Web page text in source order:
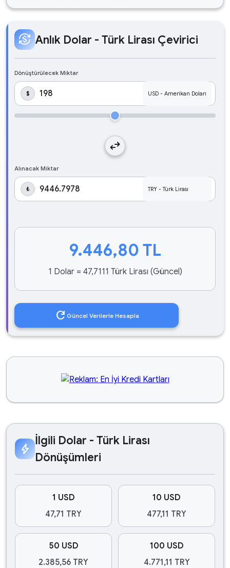
currency_exchange Anlık Dolar - Türk Lirası Çevirici
Dönüştürülecek Miktar
$
swap_horiz
Alınacak Miktar
₺
9.446,80 TL
1 Dolar = 47,7111 Türk Lirası (Güncel)
refresh Güncel Verilerle Hesapla
bolt
İlgili Dolar - Türk Lirası
Dönüşümleri
1 USD
47,71 TRY
10 USD
477,11 TRY
50 USD
2.385,56 TRY
100 USD
4.771,11 TRY